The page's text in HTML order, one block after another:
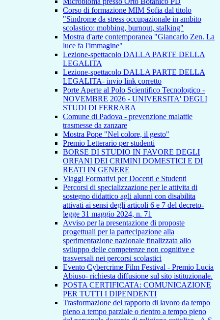
Corso di formazione MIM Sofia dal titolo
"Sindrome da stress occupazionale in ambito
scolastico: mobbing, burnout, stalking"
Mostra d'arte contemporanea "Giancarlo Zen. La
luce fa l'immagine"
Lezione-spettacolo DALLA PARTE DELLA
LEGALITA
Lezione-spettacolo DALLA PARTE DELLA
LEGALITA- invio link corretto
Porte Aperte al Polo Scientifico Tecnologico -
NOVEMBRE 2026 - UNIVERSITA' DEGLI
STUDI DI FERRARA
Comune di Padova - prevenzione malattie
trasmesse da zanzare
Mostra Pope "Nel colore, il gesto"
Premio Letterario per studenti
BORSE DI STUDIO IN FAVORE DEGLI
ORFANI DEI CRIMINI DOMESTICI E DI
REATI IN GENERE
Viaggi Formativi per Docenti e Studenti
Percorsi di specializzazione per le attivita di
sostegno didattico agli alunni con disabilita
attivati ai sensi degli articoli 6 e 7 del decreto-
legge 31 maggio 2024, n. 71
Avviso per la presentazione di proposte
progettuali per la partecipazione alla
sperimentazione nazionale finalizzata allo
sviluppo delle competenze non cognitive e
trasversali nei percorsi scolastici
Evento Cybercrime Film Festival - Premio Lucia
Abiuso- richiesta diffusione sul sito istituzionale.
POSTA CERTIFICATA: COMUNICAZIONE
PER TUTTI I DIPENDENTI
Trasformazione del rapporto di lavoro da tempo
pieno a tempo parziale o rientro a tempo pieno